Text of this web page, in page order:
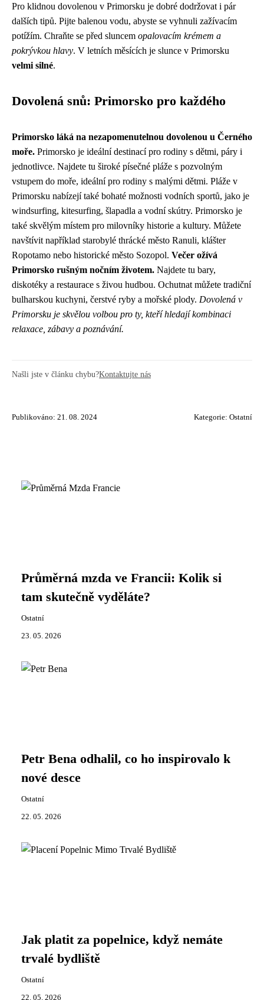
Pro klidnou dovolenou v Primorsku je dobré dodržovat i pár
dalších tipů. Pijte balenou vodu, abyste se vyhnuli zažívacím
potížím. Chraňte se před sluncem opalovacím krémem a
pokrývkou hlavy. V letních měsících je slunce v Primorsku
velmi silné.
Dovolená snů: Primorsko pro každého
Primorsko láká na nezapomenutelnou dovolenou u Černého
moře. Primorsko je ideální destinací pro rodiny s dětmi, páry i
jednotlivce. Najdete tu široké písečné pláže s pozvolným
vstupem do moře, ideální pro rodiny s malými dětmi. Pláže v
Primorsku nabízejí také bohaté možnosti vodních sportů, jako je
windsurfing, kitesurfing, šlapadla a vodní skútry. Primorsko je
také skvělým místem pro milovníky historie a kultury. Můžete
navštívit například starobylé thrácké město Ranuli, klášter
Ropotamo nebo historické město Sozopol. Večer ožívá
Primorsko rušným nočním životem. Najdete tu bary,
diskotéky a restaurace s živou hudbou. Ochutnat můžete tradiční
bulharskou kuchyni, čerstvé ryby a mořské plody. Dovolená v
Primorsku je skvělou volbou pro ty, kteří hledají kombinaci
relaxace, zábavy a poznávání.
Našli jste v článku chybu?Kontaktujte nás
Publikováno: 21. 08. 2024 Kategorie: Ostatní
Průměrná mzda ve Francii: Kolik si
tam skutečně vyděláte?
Ostatní
23. 05. 2026
Petr Bena odhalil, co ho inspirovalo k
nové desce
Ostatní
22. 05. 2026
Jak platit za popelnice, když nemáte
trvalé bydliště
Ostatní
22. 05. 2026